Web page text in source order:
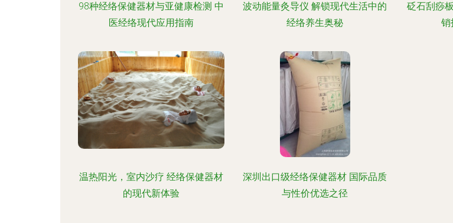
98种经络保健器材与亚健康检测 中
医经络现代应用指南
波动能量灸导仪 解锁现代生活中的
经络养生奥秘
砭石刮痧
销
温热阳光，室内沙疗 经络保健器材
的现代新体验
深圳出口级经络保健器材 国际品质
与性价优选之径